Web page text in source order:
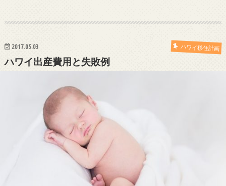
2017.05.03 ハワイ移住計画
ハワイ出産費用と失敗例